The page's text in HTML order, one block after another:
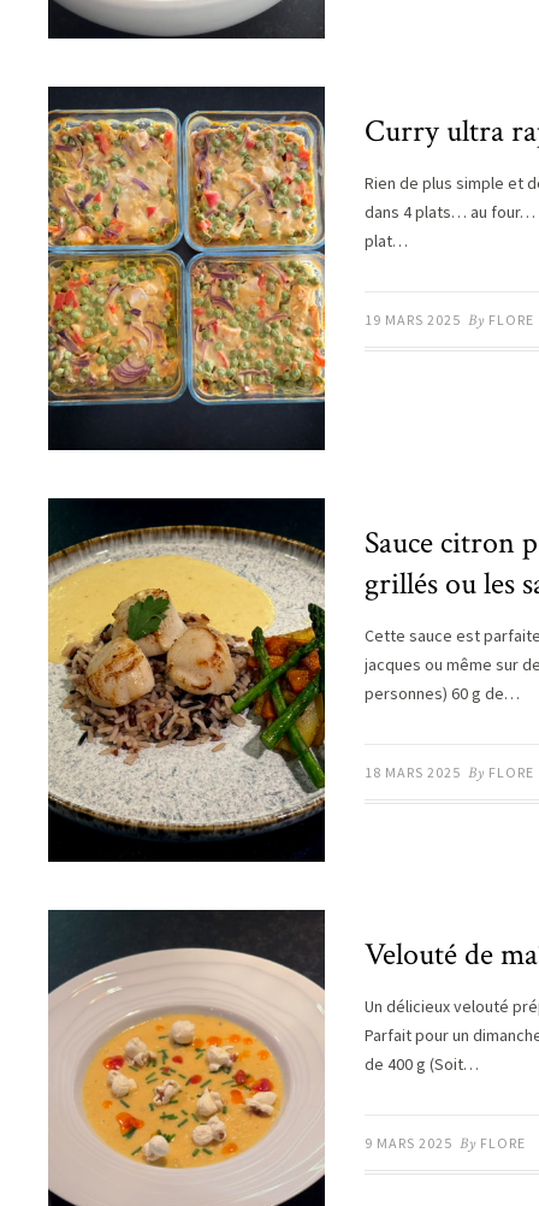
Curry ultra
Rien de plus simple et
dans 4 plats… au four…
plat…
19 MARS 2025 By FLORE
Sauce citron
grillés ou les
Cette sauce est
jacques ou même sur
personnes) 60 g de…
18 MARS 2025 By FLORE
Velouté de
Un délicieux velouté
Parfait pour un
de 400 g (Soit…
9 MARS 2025 By FLORE